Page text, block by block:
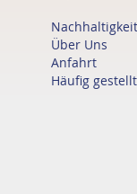
Nachhaltigkeit
Über Uns
Anfahrt
Häufig